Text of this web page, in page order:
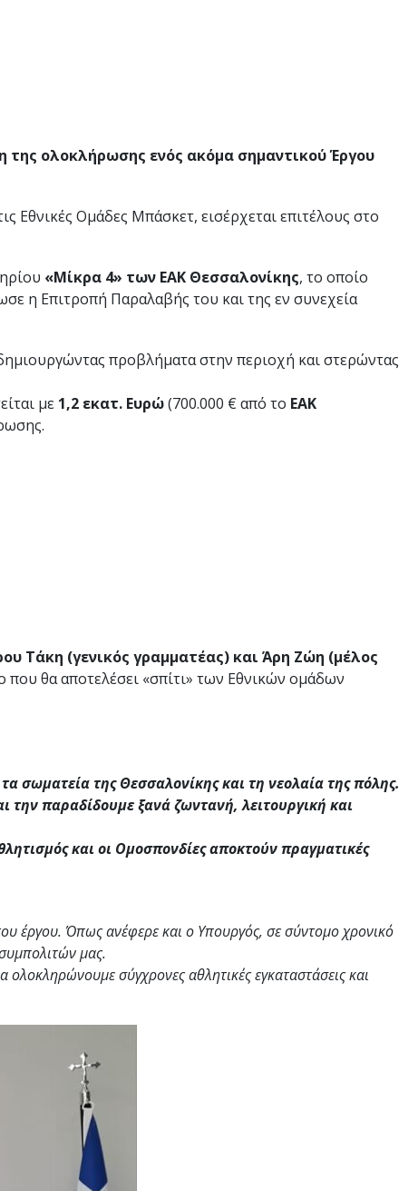
της ολοκλήρωσης ενός ακόμα σημαντικού Έργου
Εθνικές Ομάδες Μπάσκετ, εισέρχεται επιτέλους στο
«Μίκρα 4» των ΕΑΚ Θεσσαλονίκης, το οποίο
η Επιτροπή Παραλαβής του και της εν συνεχεία
προβλήματα στην περιοχή και στερώντας
με 1,2 εκατ. Ευρώ(700.000 € από το ΕΑΚ
Τάκη (γενικός γραμματέας) και Άρη Ζώη (μέλος
που θα αποτελέσει «σπίτι» των Εθνικών ομάδων
σωματεία της Θεσσαλονίκης και τη νεολαία της πόλης.
την παραδίδουμε ξανά ζωντανή, λειτουργική και
και οι Ομοσπονδίες αποκτούν πραγματικές
Όπως ανέφερε και ο Υπουργός, σε σύντομο χρονικό
μας.
σύγχρονες αθλητικές εγκαταστάσεις και